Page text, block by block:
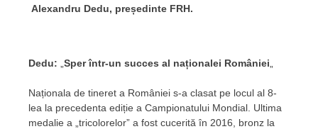
Alexandru Dedu, președinte FRH.
Dedu: Sper într-un succes al naționalei României
Naționala de tineret a României s-a clasat pe locul al 8-
lea la precedenta ediție a Campionatului Mondial. Ultima
medalie a „tricolorelor” a fost cucerită în 2016, bronz la